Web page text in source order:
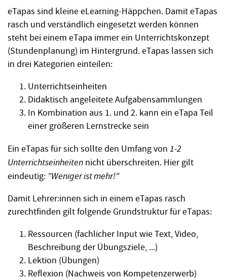
eTapas sind kleine eLearning-Häppchen. Damit eTapas
rasch und verständlich eingesetzt werden können
steht bei einem eTapa immer ein Unterrichtskonzept
(Stundenplanung) im Hintergrund. eTapas lassen sich
in drei Kategorien einteilen:
Unterrichtseinheiten
Didaktisch angeleitete Aufgabensammlungen
In Kombination aus 1. und 2. kann ein eTapa Teil
einer größeren Lernstrecke sein
Ein eTapas für sich sollte den Umfang von 1-2
Unterrichtseinheiten nicht überschreiten. Hier gilt
eindeutig: "Weniger ist mehr!"
Damit Lehrer:innen sich in einem eTapas rasch
zurechtfinden gilt folgende Grundstruktur für eTapas:
Ressourcen (fachlicher Input wie Text, Video,
Beschreibung der Übungsziele, ...)
Lektion (Übungen)
Reflexion (Nachweis von Kompetenzerwerb)